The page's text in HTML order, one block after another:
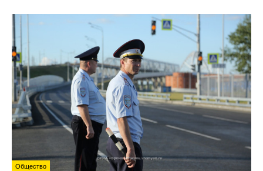
Общество